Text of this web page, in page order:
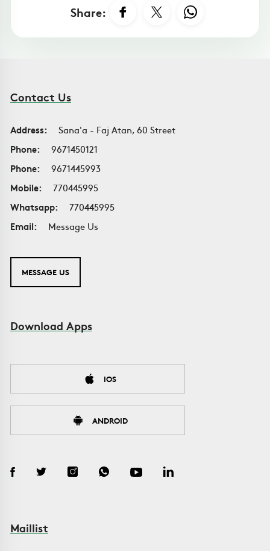
Share:
Contact Us
Address:
Sana'a - Faj Atan, 60 Street
Phone:
9671450121
Phone:
9671445993
Mobile:
770445995
Whatsapp:
770445995
Email:
Message Us
MESSAGE US
Download Apps
IOS
ANDROID
Maillist